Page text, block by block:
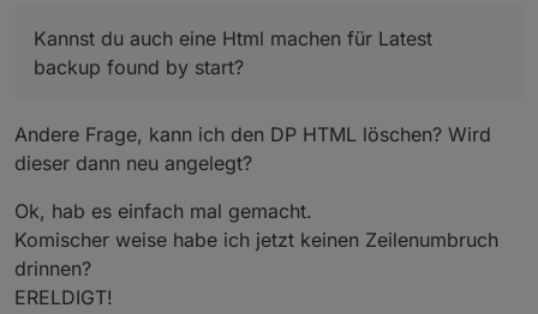
        font-size:15px !important
    }
.backup-type-ccu
        float:left !important;
        color:gray !important;
        font-size:15px !important;
Kannst du auch eine Html machen für Latest
backup found by start?
Andere Frage, kann ich den DP HTML löschen? Wird
dieser dann neu angelegt?
Ok, hab es einfach mal gemacht.
Komischer weise habe ich jetzt keinen Zeilenumbruch
drinnen?
ERELDIGT!